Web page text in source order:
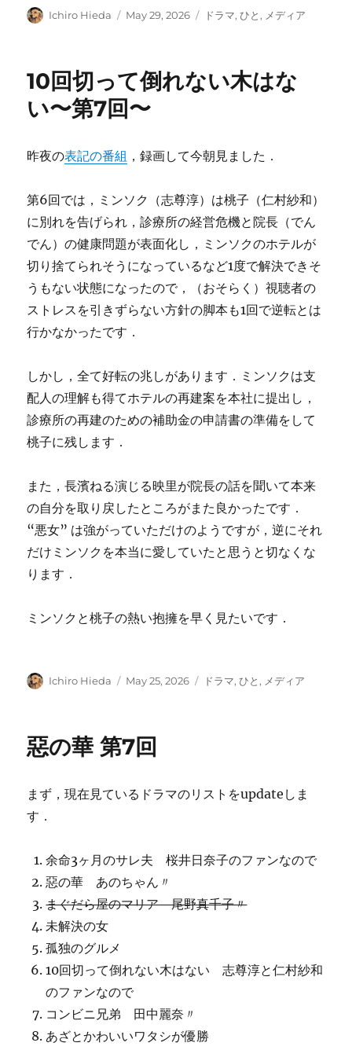
Author
Ichiro Hieda
Posted
May 29, 2026 Categories
ドラマ,ひと , メディア
10回切って倒れない木はな
い〜第7回〜
昨夜の表記の番組 ，録画して今朝見ました．
第6回では，ミンソク（志尊淳）は桃子（仁村紗和）
に別れを告げられ，診療所の経営危機と院長（でん
でん）の健康問題が表面化し，ミンソクのホテルが
切り捨てられそうになっているなど1度で解決できそ
うもない状態になったので，（おそらく）視聴者の
ストレスを引きずらない方針の脚本も1回で逆転とは
行かなかったです．
しかし，全て好転の兆しがあります．ミンソクは支
配人の理解も得てホテルの再建案を本社に提出し，
診療所の再建のための補助金の申請書の準備をして
桃子に残します．
また，長濱ねる演じる映里が院長の話を聞いて本来
の自分を取り戻したところがまた良かったです．
“悪女” は強がっていただけのようですが，逆にそれ
だけミンソクを本当に愛していたと思うと切なくな
ります．
ミンソクと桃子の熱い抱擁を早く見たいです．
Author
Ichiro Hieda
Posted
May 25, 2026 Categories
ドラマ,ひと , メディア
惡の華 第7回
まず，現在見ているドラマのリストをupdateしま
す．
余命3ヶ月のサレ夫 桜井日奈子のファンなので
惡の華 あのちゃん〃
まぐだら屋のマリア 尾野真千子〃
未解決の女
孤独のグルメ
10回切って倒れない木はない 志尊淳と仁村紗和
のファンなので
コンビニ兄弟 田中麗奈〃
あざとかわいいワタシが優勝